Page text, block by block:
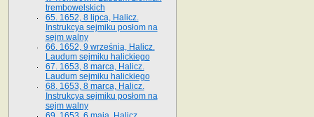
trembowelskich
65. 1652, 8 lipca, Halicz.
Instrukcya sejmiku posłom na
sejm walny
66. 1652, 9 września, Halicz.
Laudum sejmiku halickiego
67. 1653, 8 marca, Halicz.
Laudum sejmiku halickiego
68. 1653, 8 marca, Halicz.
Instrukcya sejmiku posłom na
sejm walny